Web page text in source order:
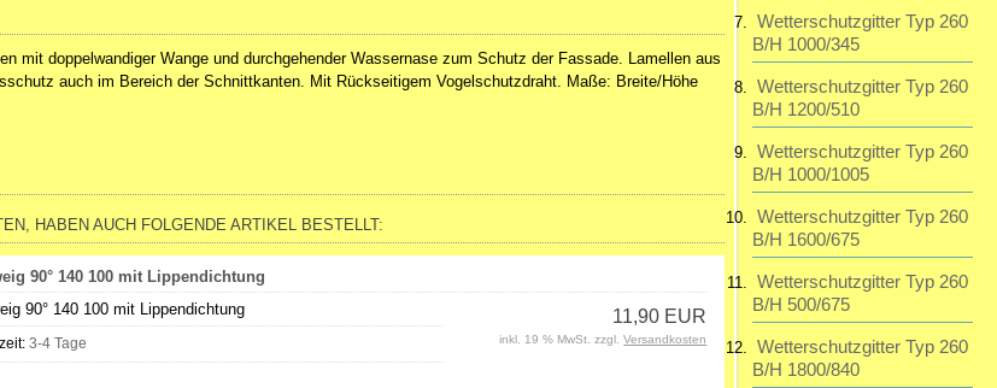
mit doppelwandiger Wange und durchgehender Wassernase zum Schutz der Fassade. Lamellen aus
auch im Bereich der Schnittkanten. Mit Rückseitigem Vogelschutzdraht. Maße: Breite/Höhe
HABEN AUCH FOLGENDE ARTIKEL BESTELLT:
90° 140 100 mit Lippendichtung
90° 140 100 mit Lippendichtung
3-4 Tage
11,90 EUR
inkl. 19 % MwSt. zzgl.Versandkosten
Wetterschutzgitter Typ 260
B/H 1000/345
Wetterschutzgitter Typ 260
B/H 1200/510
Wetterschutzgitter Typ 260
B/H 1000/1005
Wetterschutzgitter Typ 260
B/H 1600/675
Wetterschutzgitter Typ 260
B/H 500/675
Wetterschutzgitter Typ 260
B/H 1800/840